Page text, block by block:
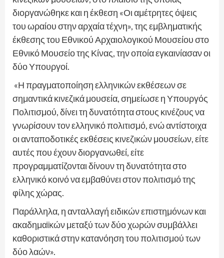
διοργανώθηκε και η έκθεση «Οι αμέτρητες όψεις
του ωραίου στην αρχαία τέχνη», της εμβληματικής
έκθεσης του Εθνικού Αρχαιολογικού Μουσείου στο
Εθνικό Μουσείο της Κίνας, την οποία εγκαινίασαν οι
δύο Υπουργοί.
«Η πραγματοποίηση ελληνικών εκθέσεων σε
σημαντικά κινεζικά μουσεία, σημείωσε η Υπουργός
Πολιτισμού, δίνει τη δυνατότητα στους κινέζους να
γνωρίσουν τον ελληνικό πολιτισμό, ενώ αντίστοιχα
οι ανταποδοτικές εκθέσεις κινεζικών μουσείων, είτε
αυτές που έχουν διοργανωθεί, είτε
προγραμματίζονται δίνουν τη δυνατότητα στο
ελληνικό κοινό να εμβαθύνει στον πολιτισμό της
φίλης χώρας.
Παράλληλα, η ανταλλαγή ειδικών επιστημόνων και
ακαδημαϊκών μεταξύ των δύο χωρών συμβάλλει
καθοριστικά στην κατανόηση του πολιτισμού των
δύο λαών».